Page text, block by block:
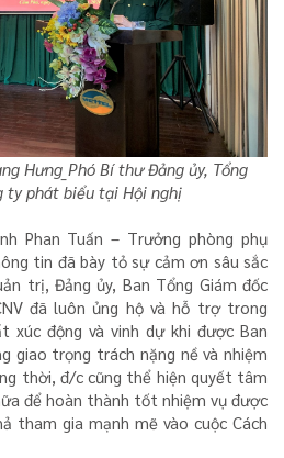
Hưng_Phó Bí thư Đảng ủy, Tổng
ty phát biểu tại Hội nghị
Phan Tuấn – Trưởng phòng phụ
tin đã bày tỏ sự cảm ơn sâu sắc
trị, Đảng ủy, Ban Tổng Giám đốc
đã luôn ủng hộ và hỗ trợ trong
xúc động và vinh dự khi được Ban
giao trọng trách nặng nề và nhiệm
thời, đ/c cũng thể hiện quyết tâm
để hoàn thành tốt nhiệm vụ được
tham gia mạnh mẽ vào cuộc Cách